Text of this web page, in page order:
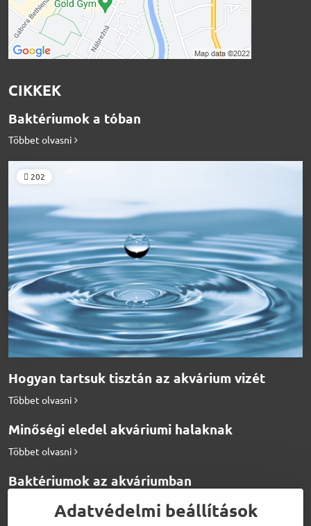
CIKKEK
Baktériumok a tóban
Többet olvasni
202
Hogyan tartsuk tisztán az akvárium vizét
Többet olvasni
Minőségi eledel akváriumi halaknak
Többet olvasni
Baktériumok az akváriumban
Adatvédelmi beállítások